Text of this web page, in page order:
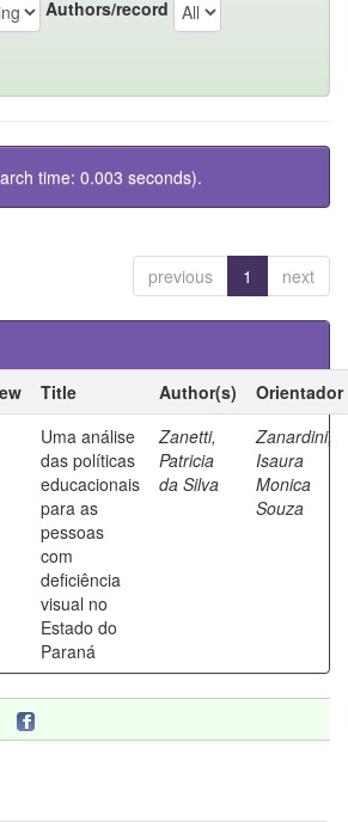
Authors/record
time: 0.003 seconds).
previous 1 next
Title Author(s)
Orientador
Uma análise
das políticas
educacionais
para as
pessoas
com
deficiência
visual no
Estado do
Paraná
Zanetti,
Patricia
da Silva
Zanardini,
Isaura
Monica
Souza